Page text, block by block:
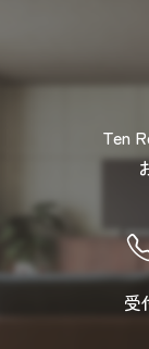
Ten
受